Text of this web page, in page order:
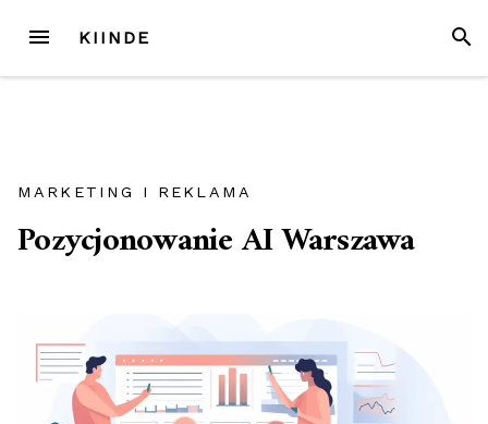
treści
MENU KIINDE
MARKETING I REKLAMA
Pozycjonowanie AI Warszawa